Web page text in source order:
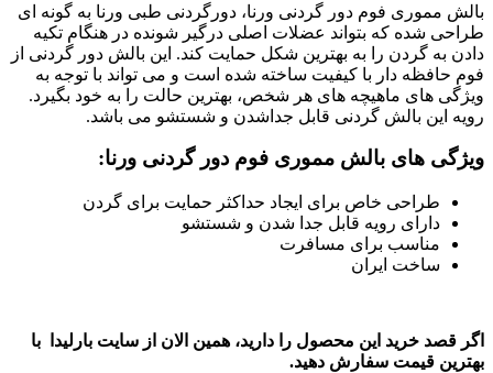
بالش مموری فوم دور گردنی ورنا، دورگردنی طبی ورنا به گونه ای
طراحی شده که بتواند عضلات اصلی درگیر شونده در هنگام تکیه
دادن به گردن را به بهترین شکل حمایت کند. این بالش دور گردنی از
فوم حافظه دار با کیفیت ساخته شده است و می تواند با توجه به
ویژگی های ماهیچه های هر شخص، بهترین حالت را به خود بگیرد.
رویه این بالش گردنی قابل جداشدن و شستشو می باشد.
ویژگی های بالش مموری فوم دور گردنی ورنا:
طراحی خاص برای ایجاد حداکثر حمایت برای گردن
دارای رویه قابل جدا شدن و شستشو
مناسب برای مسافرت
ساخت ایران
اگر قصد خرید این محصول را دارید، همین الان از سایت بارلیدا با
بهترین قیمت سفارش دهید.